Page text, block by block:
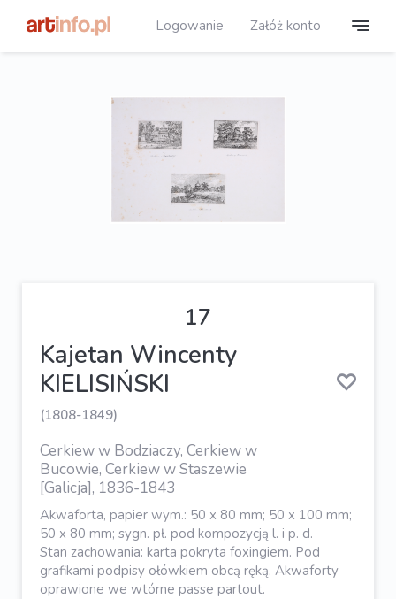
Logowanie Załóż konto
17
Kajetan Wincenty
KIELISIŃSKI
(1808-1849)
Cerkiew w Bodziaczy, Cerkiew w
Bucowie, Cerkiew w Staszewie
[Galicja], 1836-1843
Akwaforta, papier wym.: 50 x 80 mm; 50 x 100 mm;
50 x 80 mm; sygn. pł. pod kompozycją l. i p. d.
Stan zachowania: karta pokryta foxingiem. Pod
grafikami podpisy ołówkiem obcą ręką. Akwaforty
oprawione we wtórne passe partout.